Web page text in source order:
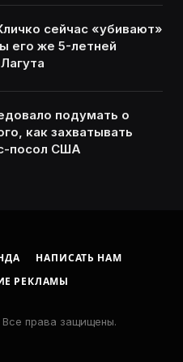
сейчас «убивают»
его же 5-летней
подумать о
как захватывать
посол США
НАПИСАТЬ НАМ
РЕКЛАМЫ
права защищены.